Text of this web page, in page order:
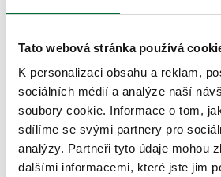
Tato webová stránka používá
K personalizaci obsahu a reklam,
sociálních médií a analýze naší
soubory cookie. Informace o tom,
sdílíme se svými partnery pro
analýzy. Partneři tyto údaje mohou
dalšími informacemi, které jste jim